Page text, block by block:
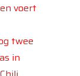
voert
twee
in